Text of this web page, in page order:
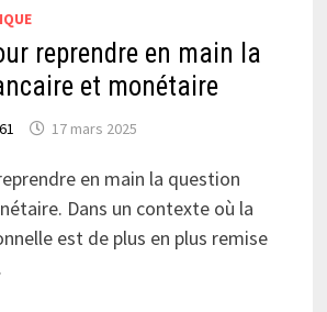
reprendre en main la
et monétaire
17 mars 2025
en main la question
Dans un contexte où la
est de plus en plus remise